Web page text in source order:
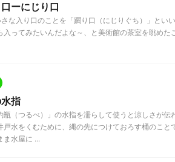
ーにじり口
入り口のことを「躙り口（にじりぐち）」とい
入ってみたいんだよな～、と美術館の茶室を眺めた
指
（つるべ）」の水指を濡らして使うと涼しさが伝
戸水をくむために、縄の先につけておろす桶のこと
ま水屋に ...